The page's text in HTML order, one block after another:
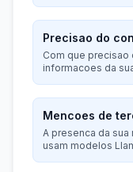
Precisao do
Com que precisao
informacoes da
Mencoes de
A presenca da
usam modelos